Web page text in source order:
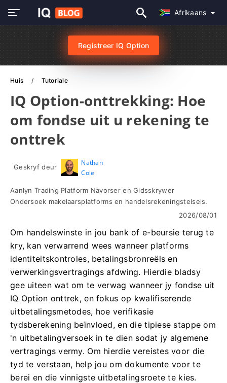
Afrikaans
Registreer IQ Option
Huis Tutoriale
IQ Option-onttrekking: Hoe
om fondse uit u rekening te
onttrek
Geskryf deur
Nathan
Cole
Aanlyn Trading Platform Navorser en Gidsskrywer
Ondersoek makelaarsplatforms en handelsrekeningstelsels.
2026/08/01
Om handelswinste in jou bank of e-beursie terug te
kry, kan verwarrend wees wanneer platforms
identiteitskontroles, betalingsbronreëls en
verwerkingsvertragings afdwing. Hierdie bladsy
gee uiteen wat om te verwag wanneer jy fondse uit
IQ Option onttrek, en fokus op kwalifiserende
uitbetalingsmetodes, hoe verifikasie
tydsberekening beïnvloed, en die tipiese stappe om
'n uitbetalingversoek in te dien sodat jy algemene
vertragings vermy. Om hierdie vereistes voor die
tyd te verstaan, help jou om dokumente voor te
berei en die vinnigste uitbetalingsroete te kies.